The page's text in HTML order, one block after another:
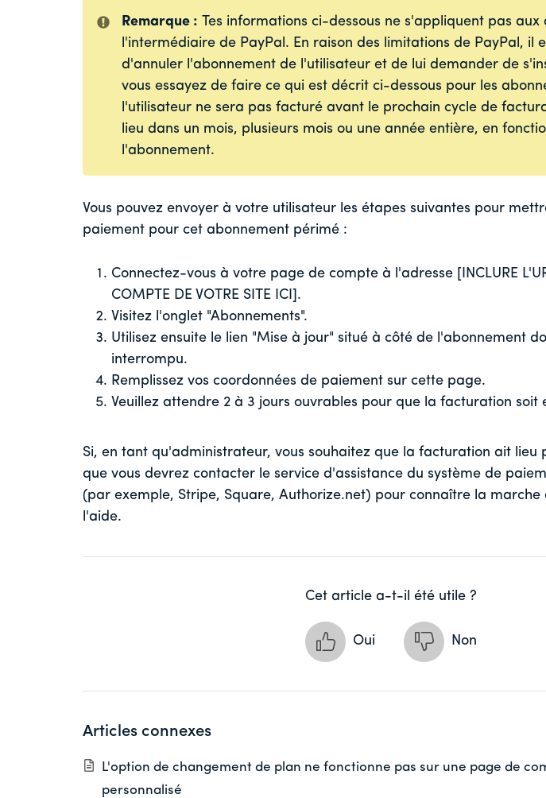
Remarque : Tes informations ci-dessous ne s'appliquent pas
l'intermédiaire de PayPal. En raison des limitations de PayPal, il
d'annuler l'abonnement de l'utilisateur et de lui demander de
vous essayez de faire ce qui est décrit ci-dessous pour les
l'utilisateur ne sera pas facturé avant le prochain cycle de
lieu dans un mois, plusieurs mois ou une année entière, en
l'abonnement.
Vous pouvez envoyer à votre utilisateur les étapes suivantes pour
paiement pour cet abonnement périmé :
Connectez-vous à votre page de compte à l'adresse [INCLURE
COMPTE DE VOTRE SITE ICI].
Visitez l'onglet "Abonnements".
Utilisez ensuite le lien "Mise à jour" situé à côté de l'abonnement
interrompu.
Remplissez vos coordonnées de paiement sur cette page.
Veuillez attendre 2 à 3 jours ouvrables pour que la facturation soit
Si, en tant qu'administrateur, vous souhaitez que la facturation ait lieu
que vous devrez contacter le service d'assistance du système de
(par exemple, Stripe, Square, Authorize.net) pour connaître la marche
l'aide.
Cet article a-t-il été utile ?
Oui Non
Articles connexes
L'option de changement de plan ne fonctionne pas sur une page de
personnalisé